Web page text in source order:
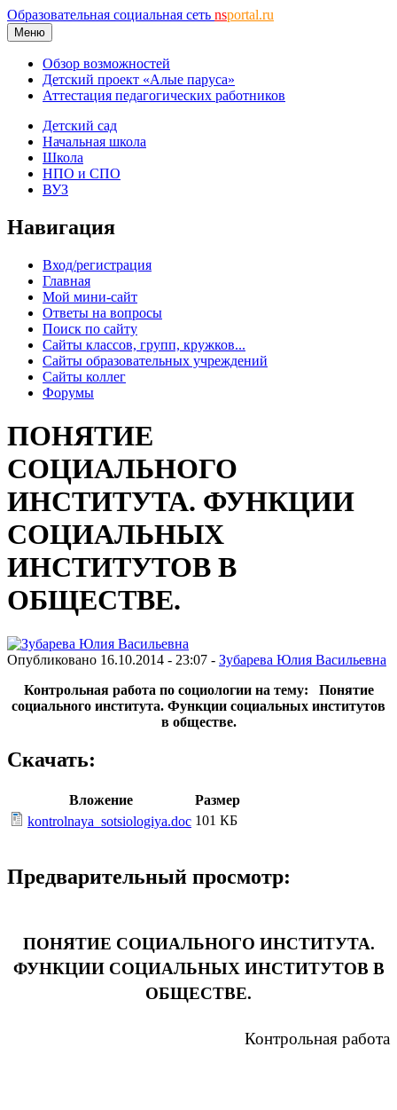
Образовательная социальная сеть nsportal.ru
Меню
Обзор возможностей
Детский проект «Алые паруса»
Аттестация педагогических работников
Детский сад
Начальная школа
Школа
НПО и СПО
ВУЗ
Навигация
Вход/регистрация
Главная
Мой мини-сайт
Ответы на вопросы
Поиск по сайту
Сайты классов, групп, кружков...
Сайты образовательных учреждений
Сайты коллег
Форумы
ПОНЯТИЕ
СОЦИАЛЬНОГО
ИНСТИТУТА. ФУНКЦИИ
СОЦИАЛЬНЫХ
ИНСТИТУТОВ В
ОБЩЕСТВЕ.
Опубликовано 16.10.2014 - 23:07 - Зубарева Юлия Васильевна
Контрольная работа по социологии на тему: Понятие
социального института. Функции социальных институтов
в обществе.
Скачать:
Вложение
Размер
kontrolnaya_sotsiologiya.doc 101 КБ
Предварительный просмотр:
ПОНЯТИЕ СОЦИАЛЬНОГО ИНСТИТУТА.
ФУНКЦИИ СОЦИАЛЬНЫХ ИНСТИТУТОВ В
ОБЩЕСТВЕ.
Контрольная работа